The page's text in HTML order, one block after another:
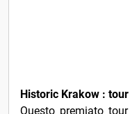
Questo premiato